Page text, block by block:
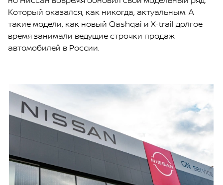
Который оказался, как никогда, актуальным. А
такие модели, как новый Qashqai и X-trail долгое
время занимали ведущие строчки продаж
автомобилей в России.